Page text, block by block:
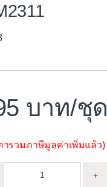
/ชุด
ารวมภาษีมูลค่าเพิ่มแล้ว)
+